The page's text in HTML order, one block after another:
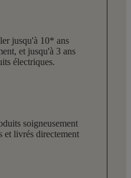
jusqu'à 10* ans
et jusqu'à 3 ans
électriques.
soigneusement
et livrés directement